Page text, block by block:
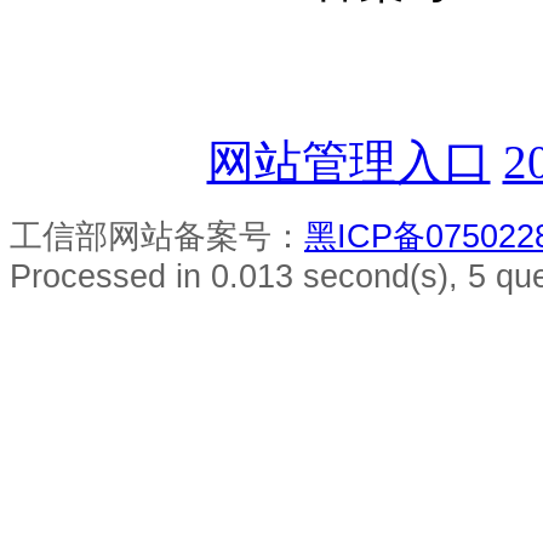
网站管理入口
工信部网站备案号： 黑ICP备
Processed in 0.013 second(s), 5